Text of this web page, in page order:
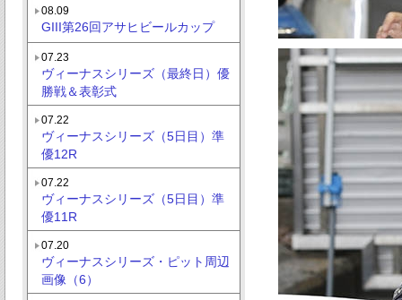
08.09
GIII第26回アサヒビールカップ
07.23
ヴィーナスシリーズ（最終日）優
勝戦＆表彰式
07.22
ヴィーナスシリーズ（5日目）準
優12R
07.22
ヴィーナスシリーズ（5日目）準
優11R
07.20
ヴィーナスシリーズ・ピット周辺
画像（6）